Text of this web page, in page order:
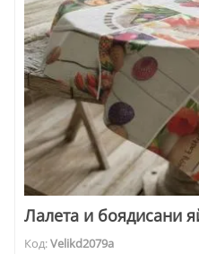
Лалета и боядисани
Код:Velikd2079a